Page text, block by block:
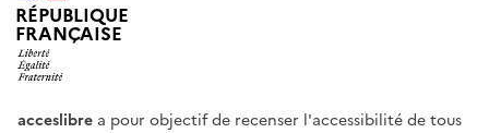
RÉPUBLIQUE
FRANÇAISE
acceslibre a pour objectif de recenser l'accessibilité de tous